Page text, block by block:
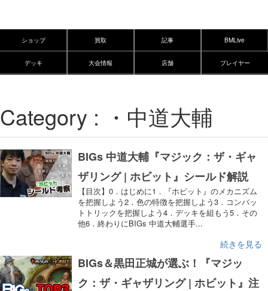
ショップ 買取 記事 BMLive
デッキ 大会情報 店舗 プレイヤー
Category : ・中道大輔
BIGs 中道大輔『マジック：ザ・ギャ
ザリング | ホビット』シールド解説
【目次】0．はじめに1．『ホビット』のメカニズム
を把握しよう2．色の特徴を把握しよう3．コンバッ
トトリックを把握しよう4．デッキを組もう5．その
他6．終わりにBIGs 中道大輔選手...
続きを見る
BIGs＆黒田正城が選ぶ！『マジッ
ク：ザ・ギャザリング | ホビット』注